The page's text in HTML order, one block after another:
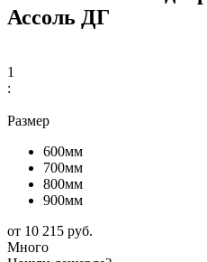
Ассоль ДГ
1
:
Размер
600мм
700мм
800мм
900мм
от 10 215 руб.
Много